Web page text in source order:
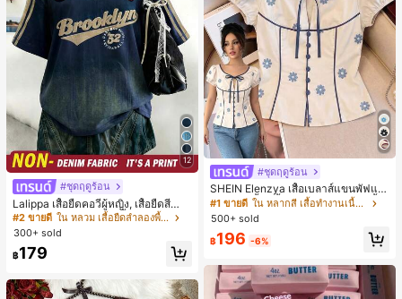
12
#ชุดฤดูร้อน
Lalippa เสื้อยืดคอวีผู้หญิง, เสื้อยืดสีน้ำเ
งินสไตล์มินิมอลเรโทร, เสื้อยืดผู้หญิงทร
งหลวมสบาย, พิมพ์ตัวอักษรและตัวเลข
ภาษาอังกฤษ, เสื้อสำหรับออกไปเที่ยวฤ
ดูร้อน, ลวดลายดีไซน์, ความรู้สึกพรีเมีย
ม, ลำลองอเนกประสงค์, สวมใส่ประจำวั
น, กลางแจ้ง, ช้อปปิ้ง, การเดินทาง, เสื้อ
ผ้ากลางแจ้ง
#2 ขายดี
ใน หลวม เสื้อยืดลำลองพื้นฐาน
300+ sold
฿179
#ชุดฤดูร้อน
SHEIN Elenzya เสื้อเบลาส์แขนพัฟแต่
งระบายสีพื้นสีน้ำเงินสำหรับผู้หญิง, เสื้อ
ครอปเข้ารูปผูกโบว์คอวีตัดกันสำหรับฤ
ดูร้อน
#1 ขายดี
ใน หลากสี เสื้อทำงานเนื้อผ้านุ่ม
500+ sold
฿196 -6%